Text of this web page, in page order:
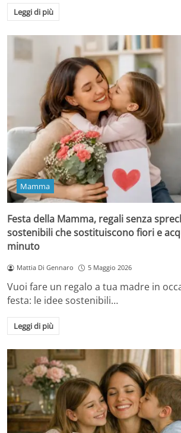
Leggi di più
Mamma
Festa della Mamma, regali senza
sostenibili che sostituiscono fiori e
minuto
Mattia Di Gennaro 5 Maggio 2026
Vuoi fare un regalo a tua madre in
festa: le idee sostenibili…
Leggi di più